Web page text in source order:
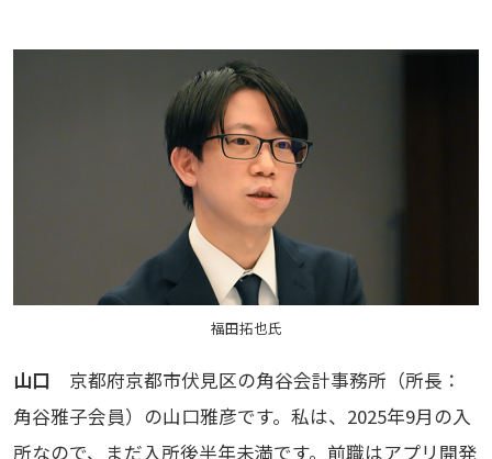
福田拓也氏
山口 京都府京都市伏見区の角谷会計事務所（所長：
角谷雅子会員）の山口雅彦です。私は、2025年9月の入
所なので、まだ入所後半年未満です。前職はアプリ開発